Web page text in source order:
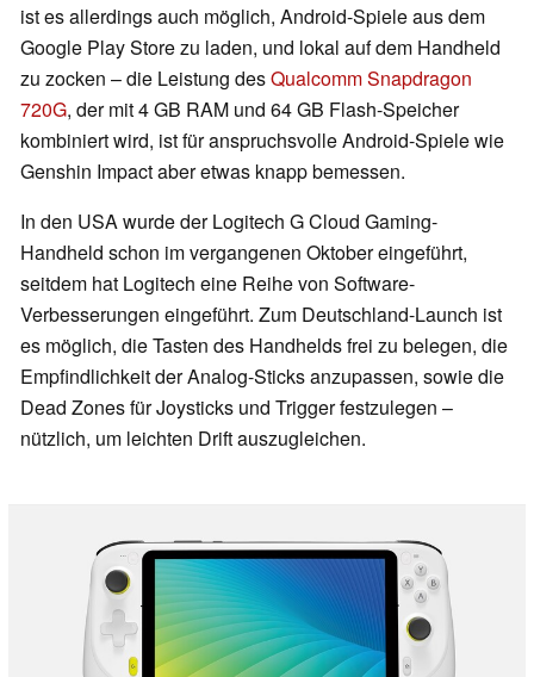
ist es allerdings auch möglich, Android-Spiele aus dem
Google Play Store zu laden, und lokal auf dem Handheld
zu zocken – die Leistung desQualcomm Snapdragon
720G, der mit 4 GB RAM und 64 GB Flash-Speicher
kombiniert wird, ist für anspruchsvolle Android-Spiele wie
Genshin Impact aber etwas knapp bemessen.
In den USA wurde der Logitech G Cloud Gaming-
Handheld schon im vergangenen Oktober eingeführt,
seitdem hat Logitech eine Reihe von Software-
Verbesserungen eingeführt. Zum Deutschland-Launch ist
es möglich, die Tasten des Handhelds frei zu belegen, die
Empfindlichkeit der Analog-Sticks anzupassen, sowie die
Dead Zones für Joysticks und Trigger festzulegen –
nützlich, um leichten Drift auszugleichen.